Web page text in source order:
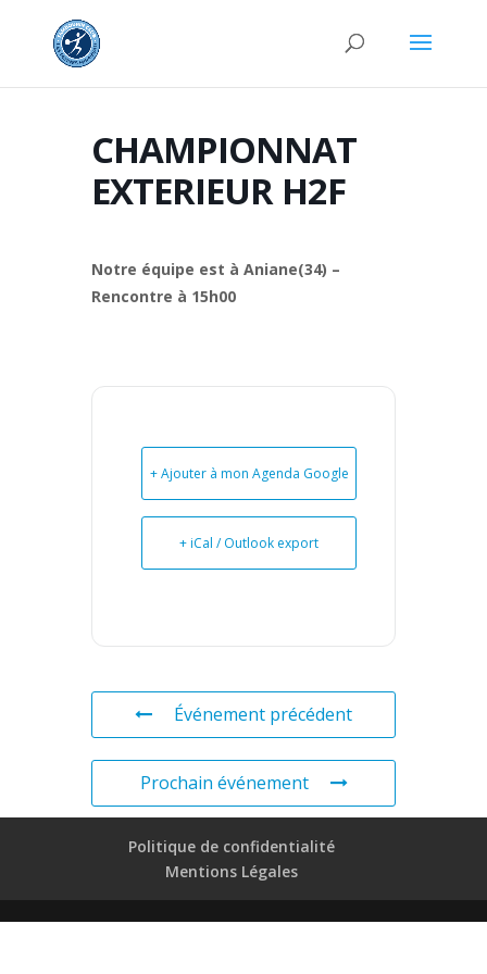
CHAMPIONNAT
EXTERIEUR H2F
Notre équipe est à Aniane(34) –
Rencontre à 15h00
+ Ajouter à mon Agenda Google
+ iCal / Outlook export
Événement précédent
Prochain événement
Politique de confidentialité
Mentions Légales